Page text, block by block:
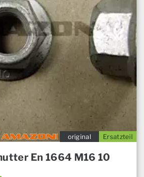
Ersatzteil
original
En 1664 M16 10